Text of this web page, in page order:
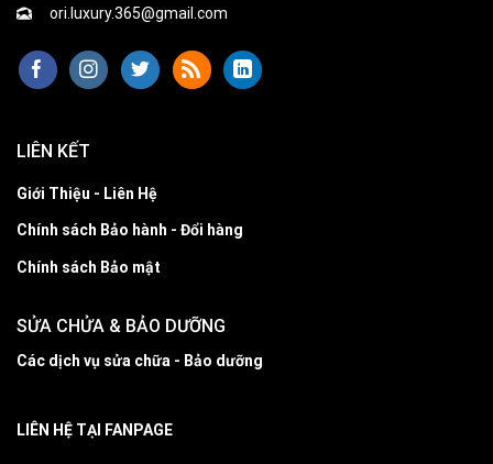
ori.luxury.365@gmail.com
LIÊN KẾT
Giới Thiệu - Liên Hệ
Chính sách Bảo hành - Đổi hàng
Chính sách Bảo mật
SỬA CHỬA & BẢO DƯỠNG
Các dịch vụ sửa chữa - Bảo dưỡng
LIÊN HỆ TẠI FANPAGE